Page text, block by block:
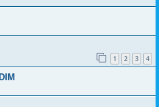
1 2 3 4